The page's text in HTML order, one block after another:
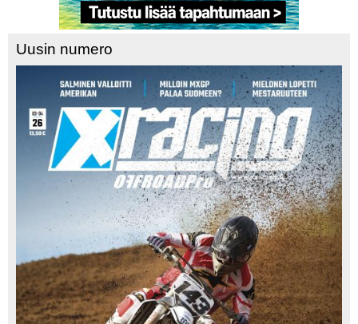
Uusin numero